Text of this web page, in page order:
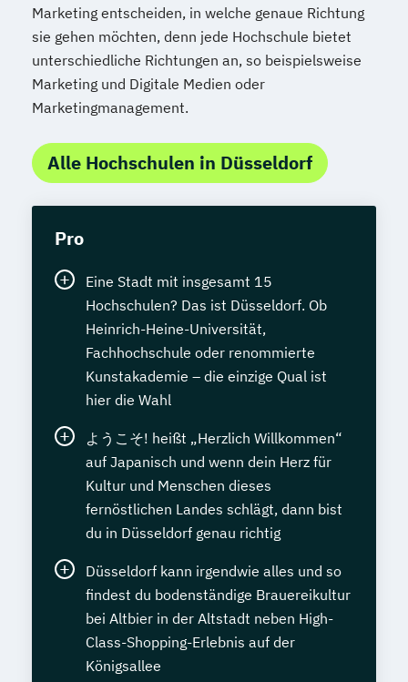
Marketing entscheiden, in welche genaue Richtung
sie gehen möchten, denn jede Hochschule bietet
unterschiedliche Richtungen an, so beispielsweise
Marketing und Digitale Medien oder
Marketingmanagement.
Alle Hochschulen in Düsseldorf
Pro
Eine Stadt mit insgesamt 15
Hochschulen? Das ist Düsseldorf. Ob
Heinrich-Heine-Universität,
Fachhochschule oder renommierte
Kunstakademie – die einzige Qual ist
hier die Wahl
ようこそ! heißt „Herzlich Willkommen“
auf Japanisch und wenn dein Herz für
Kultur und Menschen dieses
fernöstlichen Landes schlägt, dann bist
du in Düsseldorf genau richtig
Düsseldorf kann irgendwie alles und so
findest du bodenständige Brauereikultur
bei Altbier in der Altstadt neben High-
Class-Shopping-Erlebnis auf der
Königsallee